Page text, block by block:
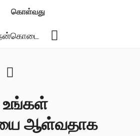
கொள்வது
உங்கள்
ஆள்வதாக